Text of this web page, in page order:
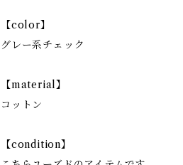
【color】
グレー系チェック
【material】
コットン
【condition】